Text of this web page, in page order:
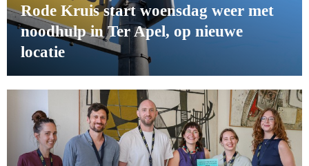
Rode Kruis start woensdag weer met
noodhulp in Ter Apel, op nieuwe
locatie